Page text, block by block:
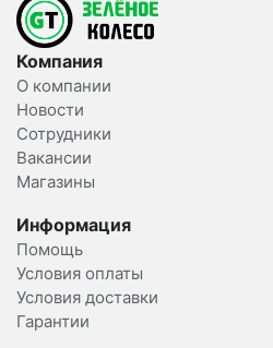
Компания
О компании
Новости
Сотрудники
Вакансии
Магазины
Информация
Помощь
Условия оплаты
Условия доставки
Гарантии